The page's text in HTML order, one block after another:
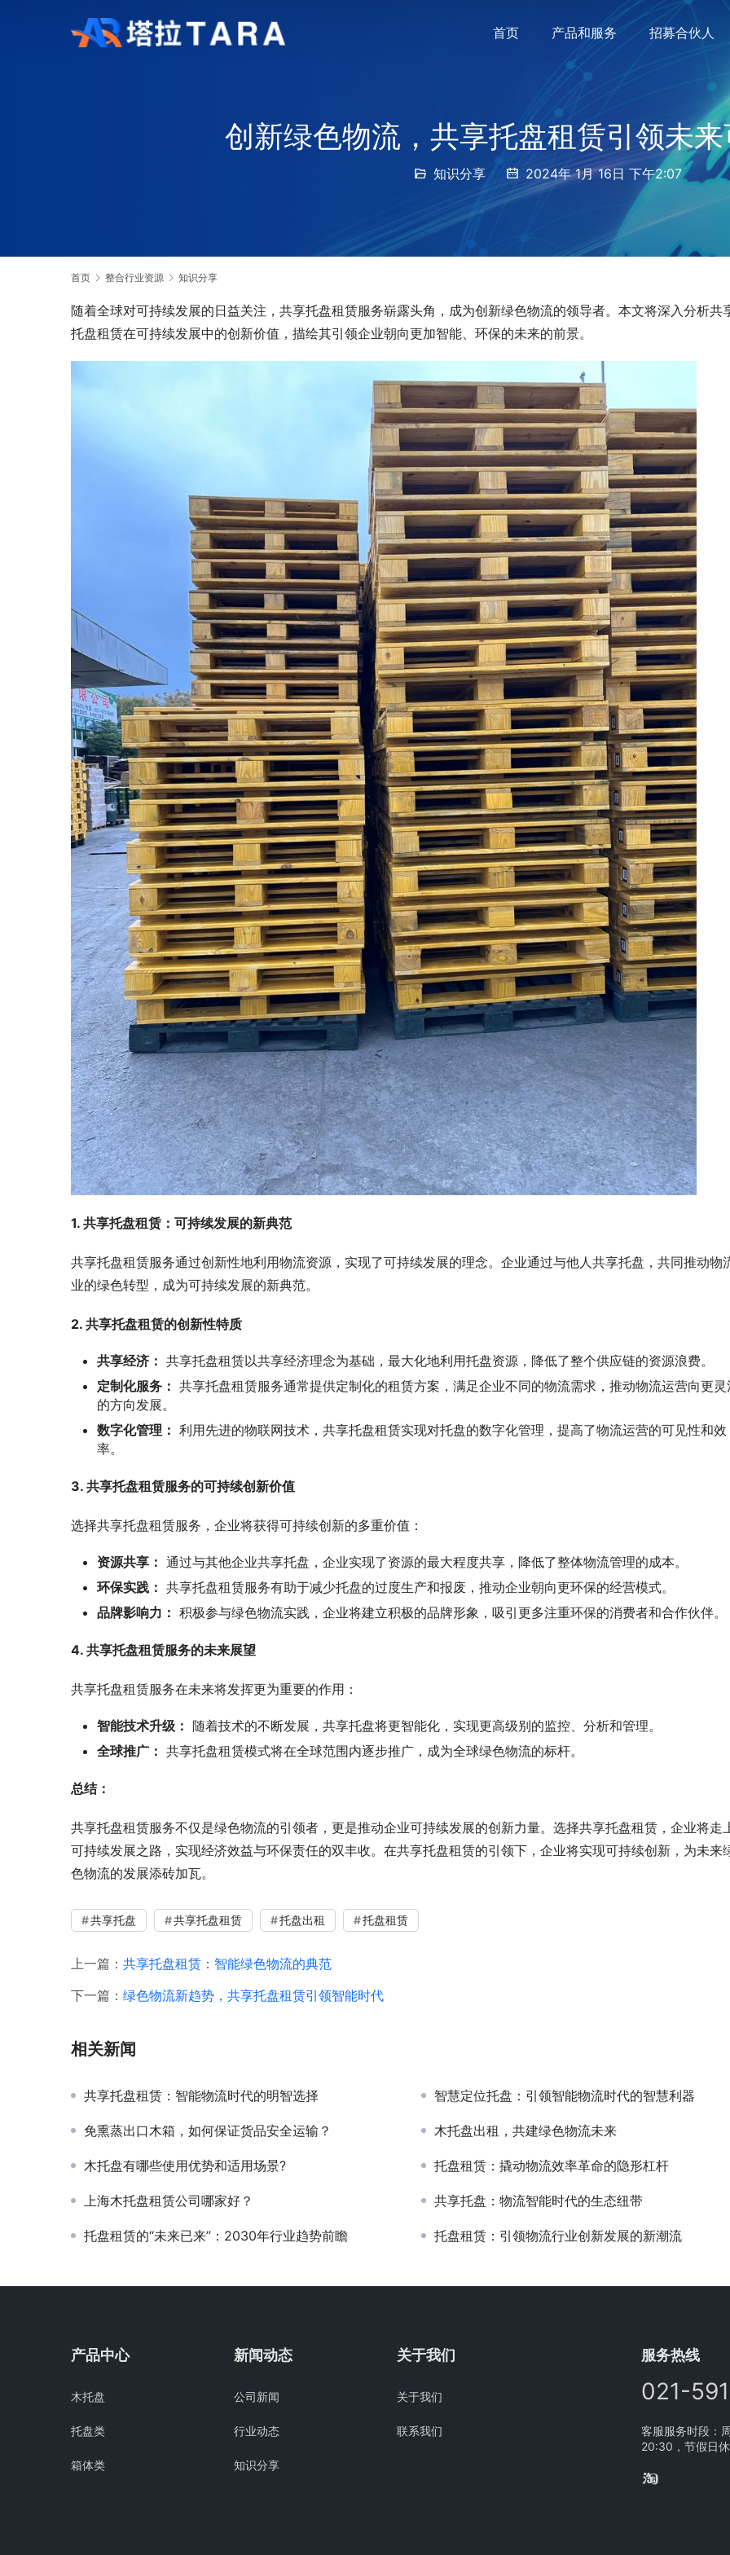
首页 产品和服务 招募合伙人
创新绿色物流，共享托盘租赁引领未
知识分享 2024年 1月 16日 下午2:07
首页 整合行业资源 知识分享
随着全球对可持续发展的日益关注，共享托盘租赁服务崭露头角，成为创新绿色物流的领导者。本文将深入分析共
托盘租赁在可持续发展中的创新价值，描绘其引领企业朝向更加智能、环保的未来的前景。
1. 共享托盘租赁：可持续发展的新典范
共享托盘租赁服务通过创新性地利用物流资源，实现了可持续发展的理念。企业通过与他人共享托盘，共同推动物
业的绿色转型，成为可持续发展的新典范。
2. 共享托盘租赁的创新性特质
共享经济： 共享托盘租赁以共享经济理念为基础，最大化地利用托盘资源，降低了整个供应链的资源浪费。
定制化服务： 共享托盘租赁服务通常提供定制化的租赁方案，满足企业不同的物流需求，推动物流运营向更灵
的方向发展。
数字化管理： 利用先进的物联网技术，共享托盘租赁实现对托盘的数字化管理，提高了物流运营的可见性和效
率。
3. 共享托盘租赁服务的可持续创新价值
选择共享托盘租赁服务，企业将获得可持续创新的多重价值：
资源共享： 通过与其他企业共享托盘，企业实现了资源的最大程度共享，降低了整体物流管理的成本。
环保实践： 共享托盘租赁服务有助于减少托盘的过度生产和报废，推动企业朝向更环保的经营模式。
品牌影响力： 积极参与绿色物流实践，企业将建立积极的品牌形象，吸引更多注重环保的消费者和合作伙伴。
4. 共享托盘租赁服务的未来展望
共享托盘租赁服务在未来将发挥更为重要的作用：
智能技术升级： 随着技术的不断发展，共享托盘将更智能化，实现更高级别的监控、分析和管理。
全球推广： 共享托盘租赁模式将在全球范围内逐步推广，成为全球绿色物流的标杆。
总结：
共享托盘租赁服务不仅是绿色物流的引领者，更是推动企业可持续发展的创新力量。选择共享托盘租赁，企业将走
可持续发展之路，实现经济效益与环保责任的双丰收。在共享托盘租赁的引领下，企业将实现可持续创新，为未来
色物流的发展添砖加瓦。
共享托盘 共享托盘租赁 托盘出租 托盘租赁
上一篇： 共享托盘租赁：智能绿色物流的典范
下一篇： 绿色物流新趋势，共享托盘租赁引领智能时代
相关新闻
共享托盘租赁：智能物流时代的明智选择 智慧定位托盘：引领智能物流时代的智慧利器
免熏蒸出口木箱，如何保证货品安全运输？ 木托盘出租，共建绿色物流未来
木托盘有哪些使用优势和适用场景? 托盘租赁：撬动物流效率革命的隐形杠杆
上海木托盘租赁公司哪家好？ 共享托盘：物流智能时代的生态纽带
托盘租赁的“未来已来”：2030年行业趋势前瞻 托盘租赁：引领物流行业创新发展的新潮流
产品中心
木托盘
托盘类
箱体类
新闻动态
公司新闻
行业动态
知识分享
关于我们
关于我们
联系我们
服务热线
021-
客服服务时段：
20:30，节假日